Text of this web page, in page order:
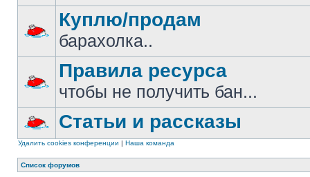
Куплю/продам
барахолка..
Правила ресурса
чтобы не получить бан...
Статьи и рассказы
Удалить cookies конференции | Наша команда
Список форумов